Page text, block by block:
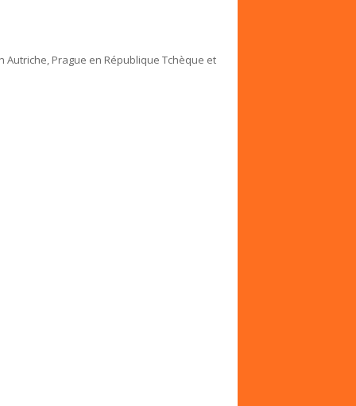
Prague en République Tchèque et